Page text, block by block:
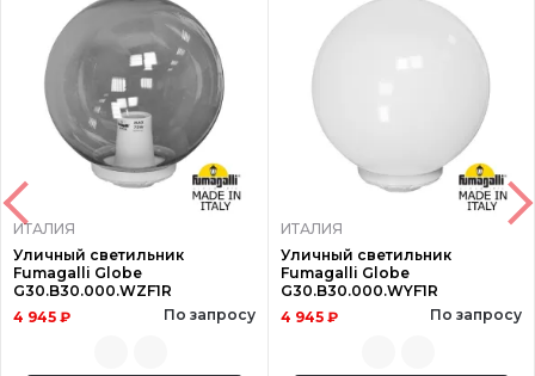
ИТАЛИЯ
Уличный светильник
Fumagalli Globe
G30.B30.000.WZF1R
4 945 ₽
По запросу
ИТАЛИЯ
Уличный светильник
Fumagalli Globe
G30.B30.000.WYF1R
4 945 ₽
По запросу